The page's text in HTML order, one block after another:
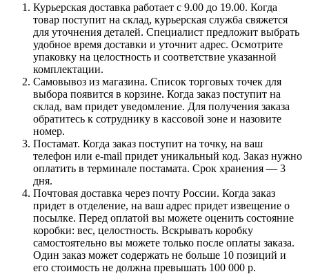
Курьерская доставка работает с 9.00 до 19.00. Когда
товар поступит на склад, курьерская служба свяжется
для уточнения деталей. Специалист предложит выбрать
удобное время доставки и уточнит адрес. Осмотрите
упаковку на целостность и соответствие указанной
комплектации.
Самовывоз из магазина. Список торговых точек для
выбора появится в корзине. Когда заказ поступит на
склад, вам придет уведомление. Для получения заказа
обратитесь к сотруднику в кассовой зоне и назовите
номер.
Постамат. Когда заказ поступит на точку, на ваш
телефон или e-mail придет уникальный код. Заказ нужно
оплатить в терминале постамата. Срок хранения — 3
дня.
Почтовая доставка через почту России. Когда заказ
придет в отделение, на ваш адрес придет извещение о
посылке. Перед оплатой вы можете оценить состояние
коробки: вес, целостность. Вскрывать коробку
самостоятельно вы можете только после оплаты заказа.
Один заказ может содержать не больше 10 позиций и
его стоимость не должна превышать 100 000 р.